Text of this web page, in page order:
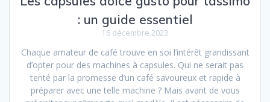
: un guide essentiel
16 décembre 2023
Chaque amateur de café trouve en soi l’intérêt grandissant
d’opter pour des machines à capsules. Qui ne serait pas
tenté par la promesse d’un café savoureux et rapide à
préparer avec une telle machine ? Mais avant de vous